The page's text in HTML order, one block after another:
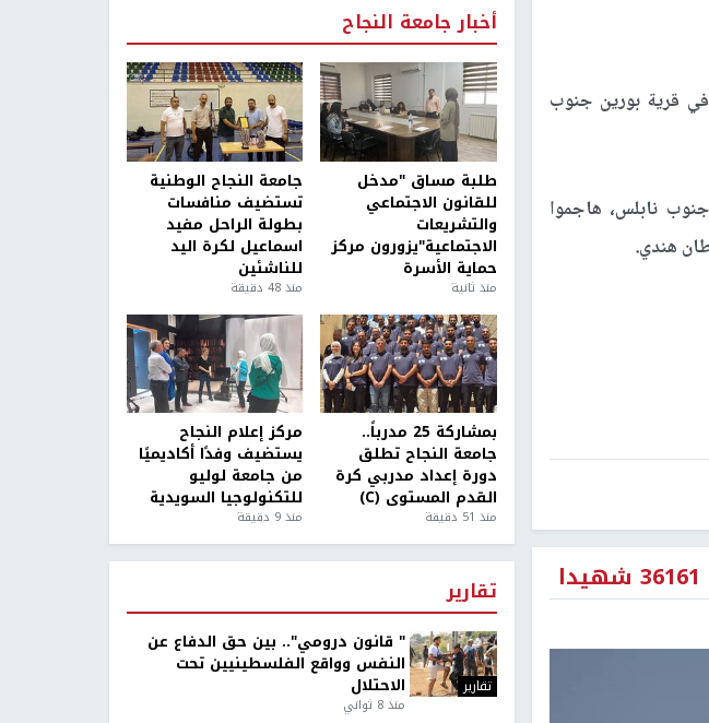
في قرية بورين جنوب
نابلس، هاجموا
هندي.
أخبار جامعة النجاح
طلبة مساق "مدخل
للقانون الاجتماعي
والتشريعات
الاجتماعية"يزورون مركز
حماية الأسرة
منذ ثانية
جامعة النجاح الوطنية
تستضيف منافسات
بطولة الراحل مفيد
اسماعيل لكرة اليد
للناشئين
منذ 48 دقيقة
بمشاركة 25 مدرباً..
جامعة النجاح تطلق
دورة إعداد مدربي كرة
القدم المستوى (C)
منذ 51 دقيقة
مركز إعلام النجاح
يستضيف وفدًا أكاديميًا
من جامعة لوليو
للتكنولوجيا السويدية
منذ 9 دقيقة
تقارير
تقارير
" قانون درومي".. بين حق الدفاع عن
النفس وواقع الفلسطينيين تحت
الاحتلال
منذ 8 ثواني